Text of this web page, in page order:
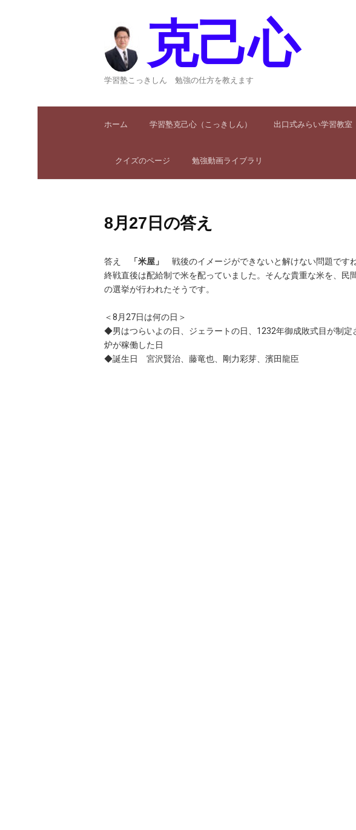
克己心
学習塾こっきしん 勉強の仕方を教えます
ホーム 学習塾克己心（こっきしん） 出口式みらい学習教室
クイズのページ 勉強動画ライブラリ
8月27日の答え
答え 「米屋」
戦後のイメージができないと解けない問題ですね
終戦直後は配給制で米を配っていました。そんな貴重な米を、民
の選挙が行われたそうです。
＜8月27日は何の日＞
◆男はつらいよの日、ジェラートの日、1232年御成敗式目が制定
炉が稼働した日
◆誕生日 宮沢賢治、藤竜也、剛力彩芽、濱田龍臣